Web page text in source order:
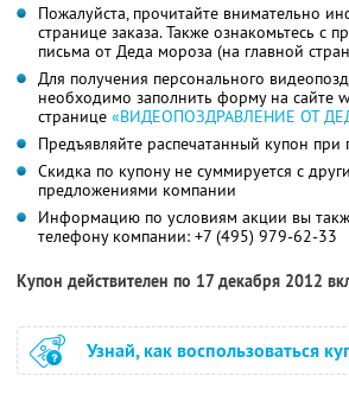
Пожалуйста, прочитайте внимательно
странице заказа. Также ознакомьтесь с
письма от Деда мороза (на главной
Для получения персонального
необходимо заполнить форму на сайте
странице «ВИДЕОПОЗДРАВЛЕНИЕ ОТ
Предъявляйте распечатанный купон при
Скидка по купону не суммируется с
предложениями компании
Информацию по условиям акции вы
телефону компании: +7 (495) 979-62-33
Купон действителен по 17 декабря 2012
Узнай, как воспользоваться